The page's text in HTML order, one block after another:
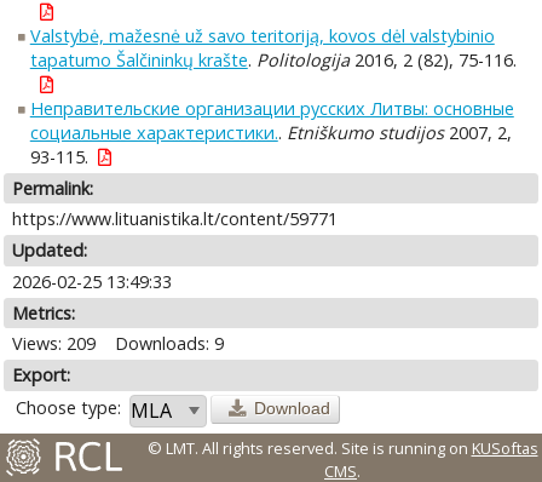
Valstybė, mažesnė už savo teritoriją, kovos dėl valstybinio
tapatumo Šalčininkų krašte. Politologija2016, 2 (82), 75-116.
Неправительские организации русских Литвы: основные
социальные характеристики.. Etniškumo studijos2007, 2,
93-115.
Permalink:
https://www.lituanistika.lt/content/59771
Updated:
2026-02-25 13:49:33
Metrics:
Views: 209
Downloads: 9
Export:
Choose type:
Download
© LMT. All rights reserved. Site is running on KUSoftas
CMS.